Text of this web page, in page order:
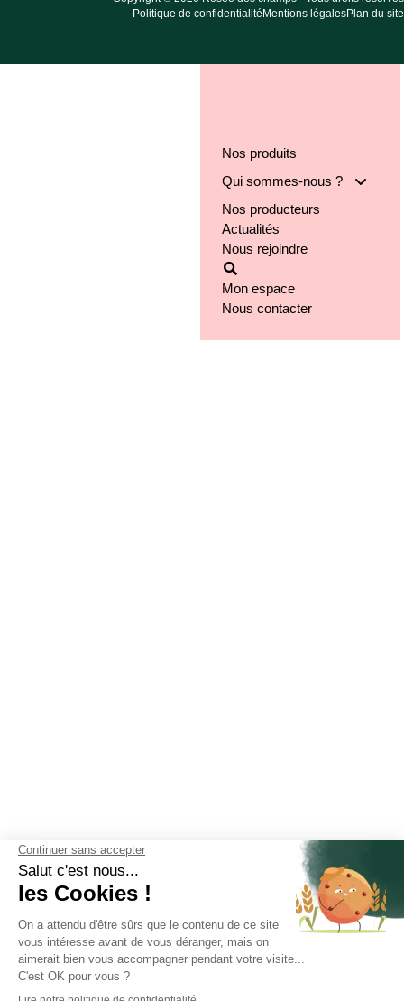
Politique de confidentialitéMentions légalesPlan du site
Nos produits
Qui sommes-nous ?
Notre groupe
Nos engagements
Notre implantation
Nos producteurs
Actualités
Nous rejoindre
Mon espace
Nous contacter